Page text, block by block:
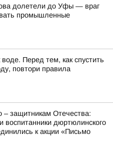
долетели до Уфы — враг
промышленные
Перед тем, как спустить
повтори правила
– защитникам Отечества:
воспитанники дюртюлинского
к акции «Письмо